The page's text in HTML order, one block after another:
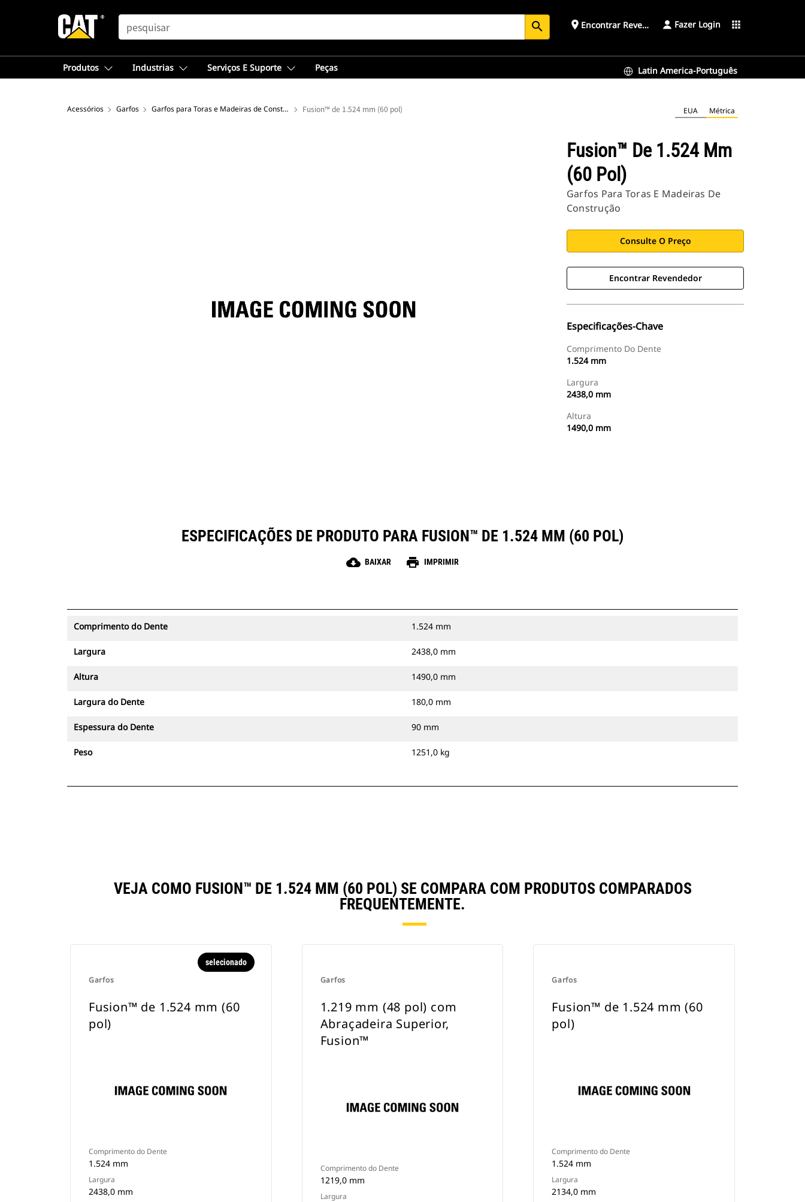
SEARCH search place Encontrar Revendedor Fazer Login apps
Produtos Industrias Serviços E Suporte Peças Latin America-Português
Acessórios Garfos Garfos para Toras e Madeiras de Construção Fusion™ de 1.524 mm (60 pol) EUA Métrica
Fusion™ De 1.524 Mm
(60 Pol)
Garfos Para Toras E Madeiras De
Construção
Consulte O Preço
Encontrar Revendedor
Especificações-Chave
Comprimento Do Dente
1.524 mm
Largura
2438,0 mm
Altura
1490,0 mm
ESPECIFICAÇÕES DE PRODUTO PARA FUSION™ DE 1.524 MM (60 POL)
cloud_download BAIXAR print IMPRIMIR
Comprimento do Dente 1.524 mm
Largura 2438,0 mm
Altura 1490,0 mm
Largura do Dente 180,0 mm
Espessura do Dente 90 mm
Peso 1251,0 kg
VEJA COMO FUSION™ DE 1.524 MM (60 POL) SE COMPARA COM PRODUTOS COMPARADOS
FREQUENTEMENTE.
Garfos
selecionado
Fusion™ de 1.524 mm (60
pol)
Comprimento do Dente
1.524 mm
Largura
2438,0 mm
Garfos
1.219 mm (48 pol) com
Abraçadeira Superior,
Fusion™
Comprimento do Dente
1219,0 mm
Largura
Garfos
Fusion™ de 1.524 mm (60
pol)
Comprimento do Dente
1.524 mm
Largura
2134,0 mm